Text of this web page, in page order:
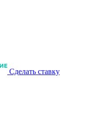
Сделать ставку